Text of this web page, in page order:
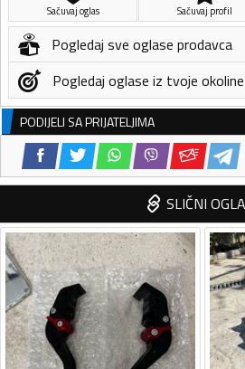
Sačuvaj oglas Sačuvaj profil
Pogledaj sve oglase prodavca
Pogledaj oglase iz tvoje okoline
PODIJELI SA PRIJATELJIMA
SLIČNI